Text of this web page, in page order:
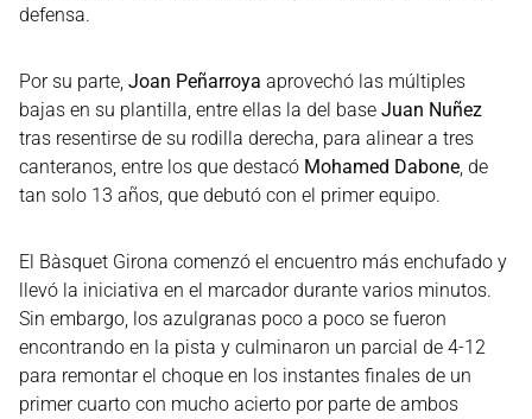
defensa.
Por su parte, Joan Peñarroya aprovechó las múltiples
bajas en su plantilla, entre ellas la del base Juan Nuñez
tras resentirse de su rodilla derecha, para alinear a tres
canteranos, entre los que destacó Mohamed Dabone, de
tan solo 13 años, que debutó con el primer equipo.
El Bàsquet Girona comenzó el encuentro más enchufado y
llevó la iniciativa en el marcador durante varios minutos.
Sin embargo, los azulgranas poco a poco se fueron
encontrando en la pista y culminaron un parcial de 4-12
para remontar el choque en los instantes finales de un
primer cuarto con mucho acierto por parte de ambos